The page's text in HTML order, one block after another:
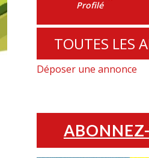
Profilé
TOUTES LES
Déposer une annonce